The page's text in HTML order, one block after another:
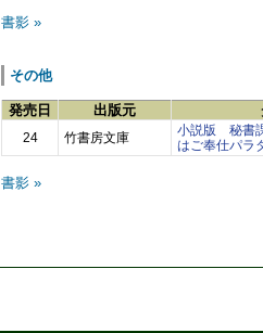
書影 »
その他
発売日 出版元
24 竹書房文庫
小説版 秘書
はご奉仕パラ
書影 »